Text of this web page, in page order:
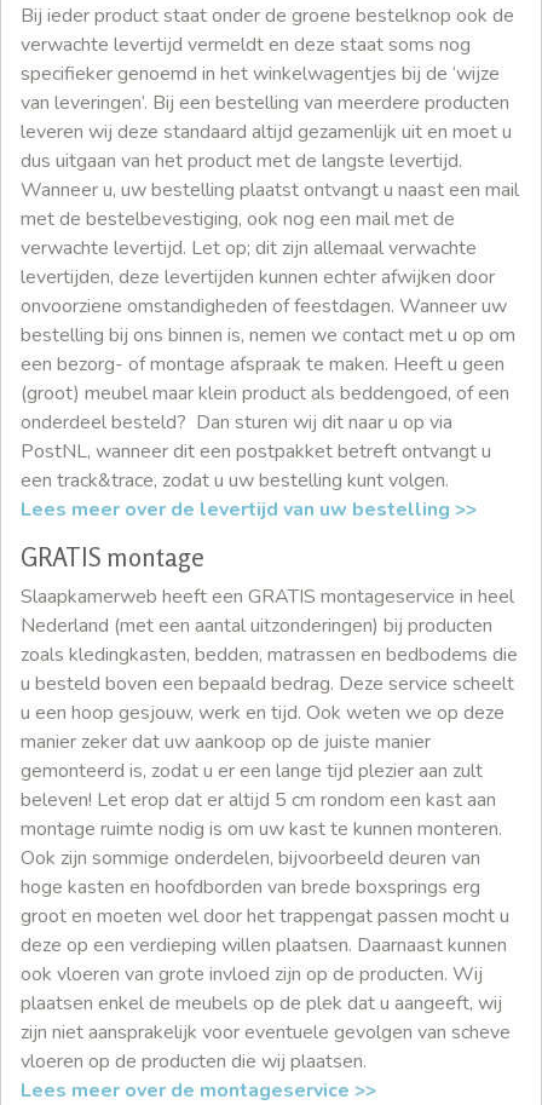
Bij ieder product staat onder de groene bestelknop ook de
verwachte levertijd vermeldt en deze staat soms nog
specifieker genoemd in het winkelwagentjes bij de ‘wijze
van leveringen’. Bij een bestelling van meerdere producten
leveren wij deze standaard altijd gezamenlijk uit en moet u
dus uitgaan van het product met de langste levertijd.
Wanneer u, uw bestelling plaatst ontvangt u naast een mail
met de bestelbevestiging, ook nog een mail met de
verwachte levertijd. Let op; dit zijn allemaal verwachte
levertijden, deze levertijden kunnen echter afwijken door
onvoorziene omstandigheden of feestdagen. Wanneer uw
bestelling bij ons binnen is, nemen we contact met u op om
een bezorg- of montage afspraak te maken. Heeft u geen
(groot) meubel maar klein product als beddengoed, of een
onderdeel besteld? Dan sturen wij dit naar u op via
PostNL, wanneer dit een postpakket betreft ontvangt u
een track&trace, zodat u uw bestelling kunt volgen.
Lees meer over de levertijd van uw bestelling >>
GRATIS montage
Slaapkamerweb heeft een GRATIS montageservice in heel
Nederland (met een aantal uitzonderingen) bij producten
zoals kledingkasten, bedden, matrassen en bedbodems die
u besteld boven een bepaald bedrag. Deze service scheelt
u een hoop gesjouw, werk en tijd. Ook weten we op deze
manier zeker dat uw aankoop op de juiste manier
gemonteerd is, zodat u er een lange tijd plezier aan zult
beleven! Let erop dat er altijd 5 cm rondom een kast aan
montage ruimte nodig is om uw kast te kunnen monteren.
Ook zijn sommige onderdelen, bijvoorbeeld deuren van
hoge kasten en hoofdborden van brede boxsprings erg
groot en moeten wel door het trappengat passen mocht u
deze op een verdieping willen plaatsen. Daarnaast kunnen
ook vloeren van grote invloed zijn op de producten. Wij
plaatsen enkel de meubels op de plek dat u aangeeft, wij
zijn niet aansprakelijk voor eventuele gevolgen van scheve
vloeren op de producten die wij plaatsen.
Lees meer over de montageservice >>